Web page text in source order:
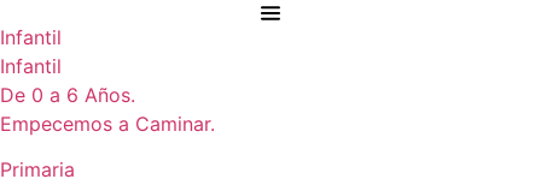
Infantil
Infantil
De 0 a 6 Años.
Empecemos a Caminar.
Primaria